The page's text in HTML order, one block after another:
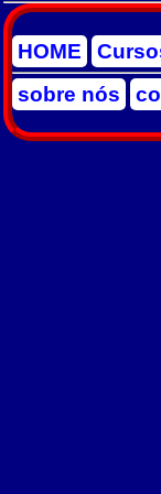
HOME
sobre nós